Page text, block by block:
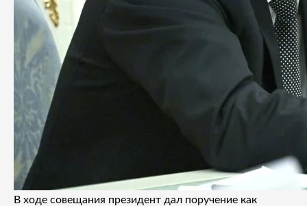
В ходе совещания президент дал поручение как